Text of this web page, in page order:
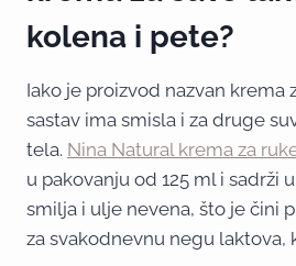
kolena i pete?
Iako je proizvod nazvan krema
sastav ima smisla i za druge
tela. Nina Natural krema za
u pakovanju od 125 ml i sadrži
smilja i ulje nevena, što je čini
za svakodnevnu negu laktova,